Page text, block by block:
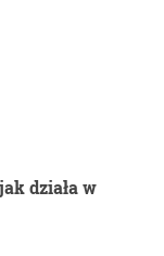
działa w